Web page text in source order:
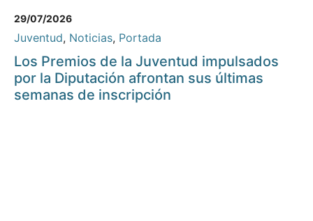
29/07/2026
Juventud, Noticias, Portada
Los Premios de la Juventud impulsados
por la Diputación afrontan sus últimas
semanas de inscripción